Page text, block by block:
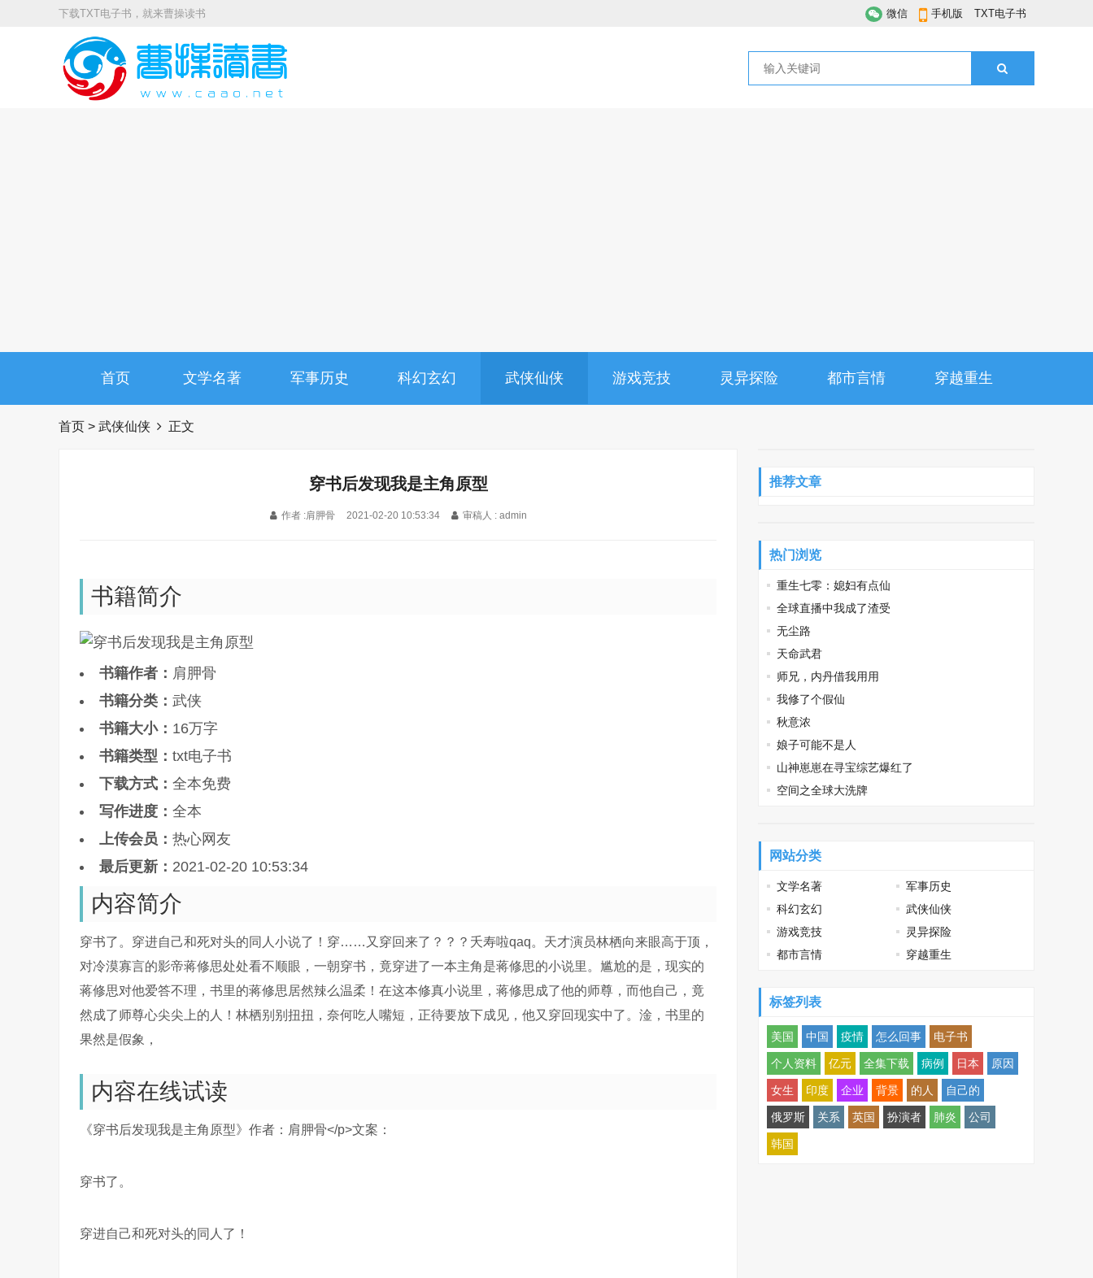
下载TXT电子书，就来曹操读书 微信 手机版 TXT电子书
首页 文学名著 军事历史 科幻玄幻 武侠仙侠 游戏竞技 灵异探险 都市言情 穿越重生
首页 > 武侠仙侠 正文
穿书后发现我是主角原型
作者 :肩胛骨 2021-02-20 10:53:34 审稿人 : admin
书籍简介
书籍作者： 肩胛骨
书籍分类： 武侠
书籍大小： 16万字
书籍类型： txt电子书
下载方式： 全本免费
写作进度： 全本
上传会员： 热心网友
最后更新： 2021-02-20 10:53:34
内容简介
穿书了。穿进自己和死对头的同人小说了！穿……又穿回来了？？？夭寿啦qaq。天才演员林栖向来眼高于顶，
对冷漠寡言的影帝蒋修思处处看不顺眼，一朝穿书，竟穿进了一本主角是蒋修思的小说里。尴尬的是，现实的
蒋修思对他爱答不理，书里的蒋修思居然辣么温柔！在这本修真小说里，蒋修思成了他的师尊，而他自己，竟
然成了师尊心尖尖上的人！林栖别别扭扭，奈何吃人嘴短，正待要放下成见，他又穿回现实中了。淦，书里的
果然是假象，
内容在线试读
《穿书后发现我是主角原型》作者：肩胛骨</p>文案：
穿书了。
穿进自己和死对头的同人了！
推荐文章
热门浏览
重生七零：媳妇有点仙
全球直播中我成了渣受
无尘路
天命武君
师兄，内丹借我用用
我修了个假仙
秋意浓
娘子可能不是人
山神崽崽在寻宝综艺爆红了
空间之全球大洗牌
网站分类
文学名著
军事历史
科幻玄幻
武侠仙侠
游戏竞技
灵异探险
都市言情
穿越重生
标签列表
美国 中国 疫情 怎么回事 电子书
个人资料 亿元 全集下载 病例 日本 原因
女生 印度 企业 背景 的人 自己的
俄罗斯 关系 英国 扮演者 肺炎 公司
韩国